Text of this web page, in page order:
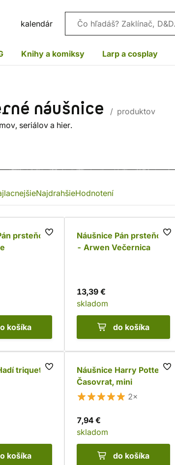
kalendár Vyhľadávanie
Knihy a komiksy Larp a cosplay
náušnice
/ produktov
seriálov a hier.
NajdrahšieHodnotení
prsteňov
košíka
Náušnice Pán prsteňov
- Arwen Večernica
13,39 €
skladom
do košíka
triquetra
košíka
Náušnice Harry Potter -
Časovrat, mini
2×
7,94 €
skladom
do košíka